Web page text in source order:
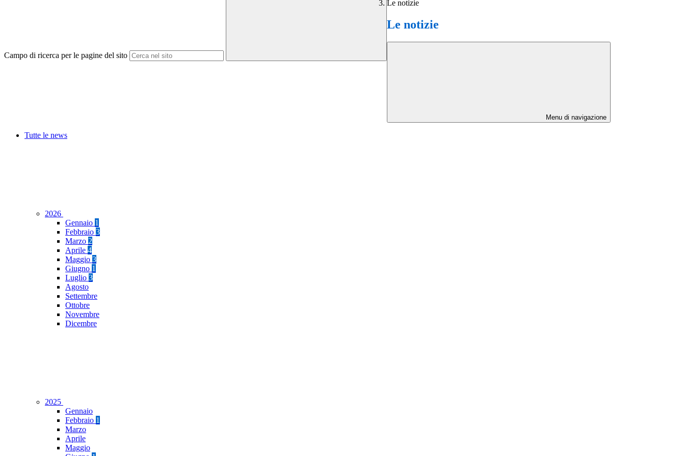
Campo di ricerca per le pagine del sito
Le notizie
Le notizie
Menu di navigazione
Tutte le news
2026
Gennaio 1
Febbraio 3
Marzo 2
Aprile 4
Maggio 3
Giugno 1
Luglio 3
Agosto
Settembre
Ottobre
Novembre
Dicembre
2025
Gennaio
Febbraio 1
Marzo
Aprile
Maggio